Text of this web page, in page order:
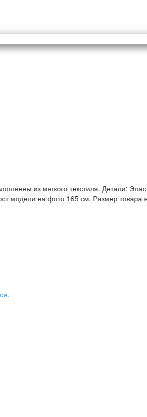
из мягкого текстиля. Детали:
модели на фото 165 см. Размер товара